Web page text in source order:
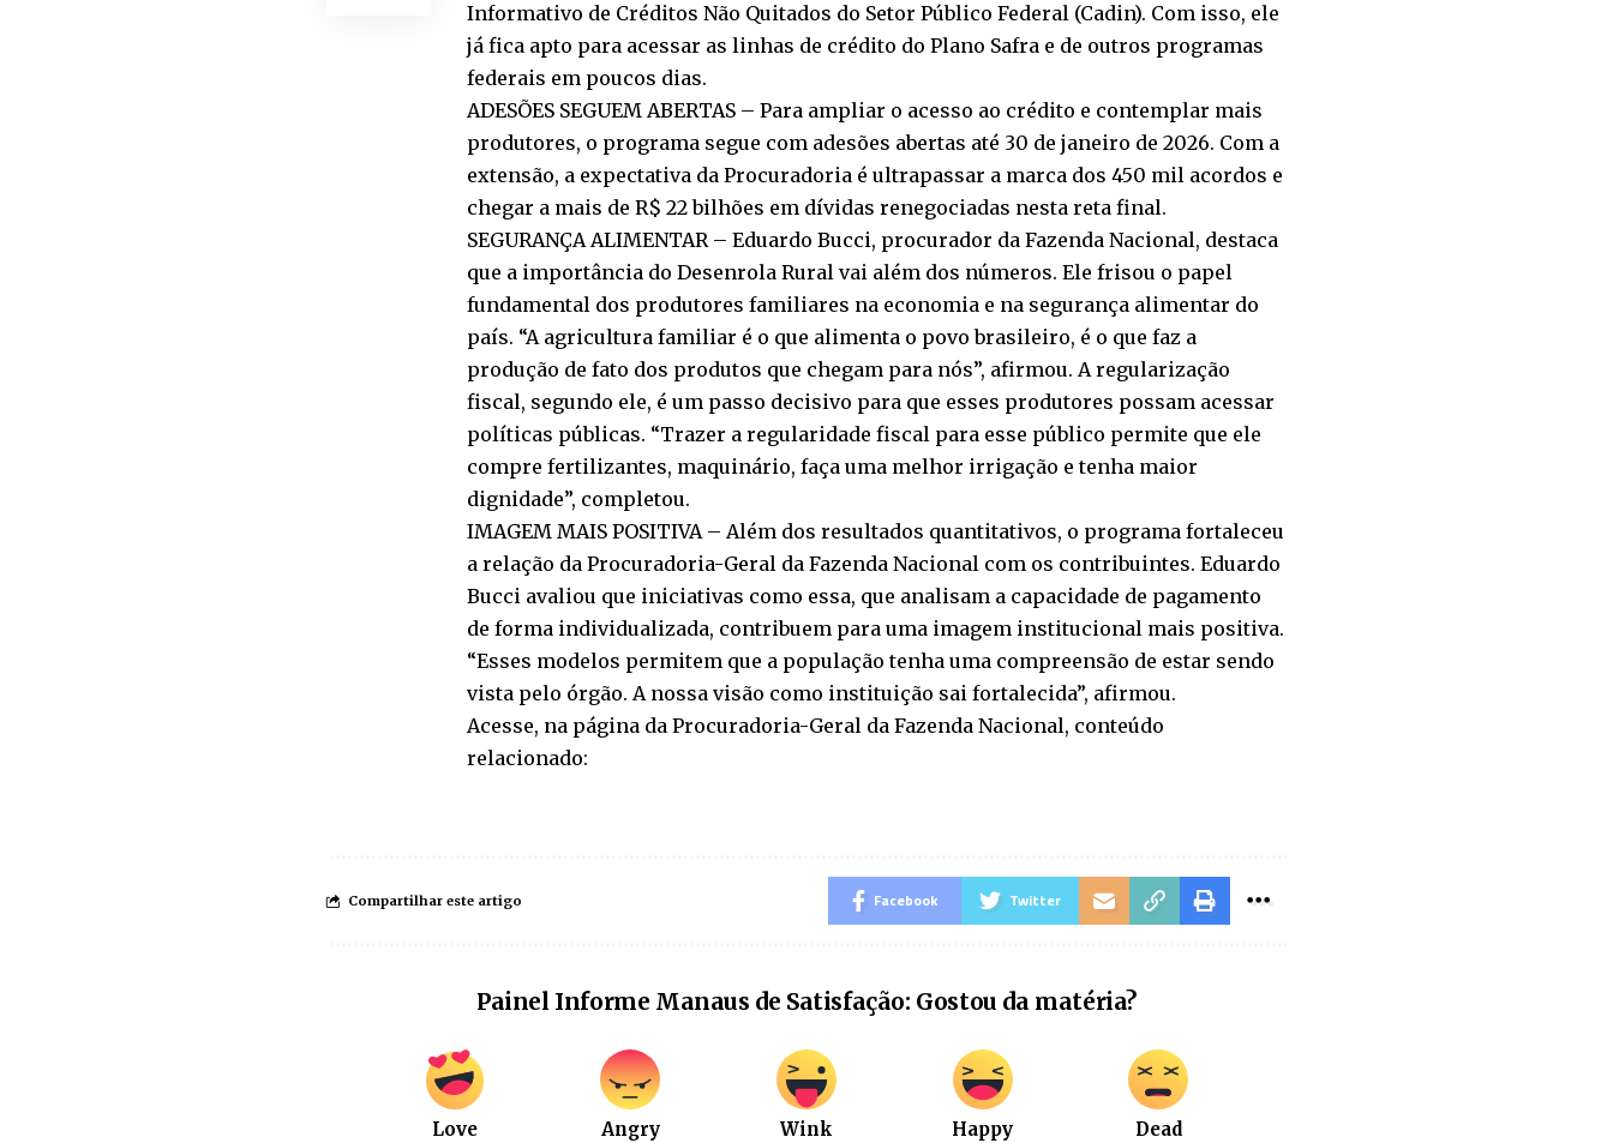
Informativo de Créditos Não Quitados do Setor Público Federal (Cadin). Com isso, ele
já fica apto para acessar as linhas de crédito do Plano Safra e de outros programas
federais em poucos dias.
ADESÕES SEGUEM ABERTAS – Para ampliar o acesso ao crédito e contemplar mais
produtores, o programa segue com adesões abertas até 30 de janeiro de 2026. Com a
extensão, a expectativa da Procuradoria é ultrapassar a marca dos 450 mil acordos e
chegar a mais de R$ 22 bilhões em dívidas renegociadas nesta reta final.
SEGURANÇA ALIMENTAR – Eduardo Bucci, procurador da Fazenda Nacional, destaca
que a importância do Desenrola Rural vai além dos números. Ele frisou o papel
fundamental dos produtores familiares na economia e na segurança alimentar do
país. “A agricultura familiar é o que alimenta o povo brasileiro, é o que faz a
produção de fato dos produtos que chegam para nós”, afirmou. A regularização
fiscal, segundo ele, é um passo decisivo para que esses produtores possam acessar
políticas públicas. “Trazer a regularidade fiscal para esse público permite que ele
compre fertilizantes, maquinário, faça uma melhor irrigação e tenha maior
dignidade”, completou.
IMAGEM MAIS POSITIVA – Além dos resultados quantitativos, o programa fortaleceu
a relação da Procuradoria-Geral da Fazenda Nacional com os contribuintes. Eduardo
Bucci avaliou que iniciativas como essa, que analisam a capacidade de pagamento
de forma individualizada, contribuem para uma imagem institucional mais positiva.
“Esses modelos permitem que a população tenha uma compreensão de estar sendo
vista pelo órgão. A nossa visão como instituição sai fortalecida”, afirmou.
Acesse, na página da Procuradoria-Geral da Fazenda Nacional, conteúdo
relacionado:
Compartilhar este artigo Facebook Twitter
Painel Informe Manaus de Satisfação: Gostou da matéria?
Love Angry Wink Happy Dead